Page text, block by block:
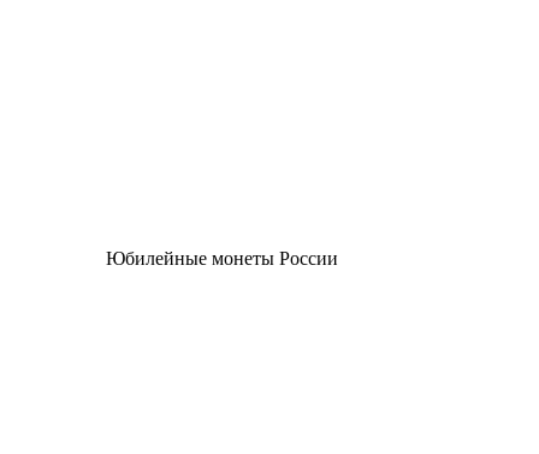
Юбилейные монеты России